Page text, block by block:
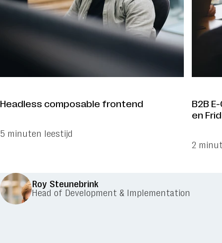
Headless composable frontend
5 minuten leestijd
B2B
en
2
Roy Steunebrink
Head of Development & Implementation